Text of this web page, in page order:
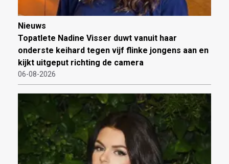
Nieuws
Topatlete Nadine Visser duwt vanuit haar
onderste keihard tegen vijf flinke jongens aan en
kijkt uitgeput richting de camera
06-08-2026